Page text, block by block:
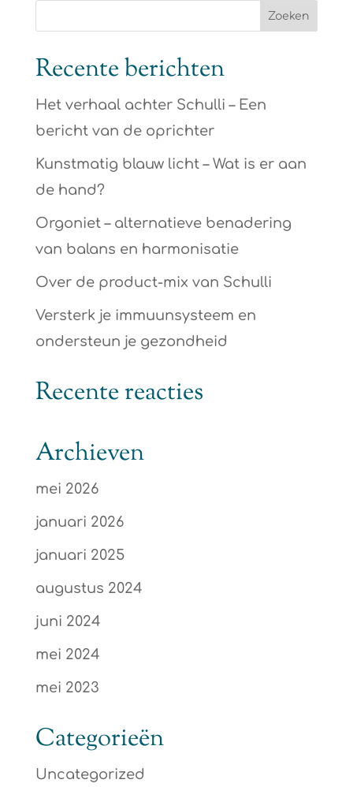
Recente berichten
Het verhaal achter Schulli – Een
bericht van de oprichter
Kunstmatig blauw licht – Wat is er aan
de hand?
Orgoniet – alternatieve benadering
van balans en harmonisatie
Over de product-mix van Schulli
Versterk je immuunsysteem en
ondersteun je gezondheid
Recente reacties
Archieven
mei 2026
januari 2026
januari 2025
augustus 2024
juni 2024
mei 2024
mei 2023
Categorieën
Uncategorized